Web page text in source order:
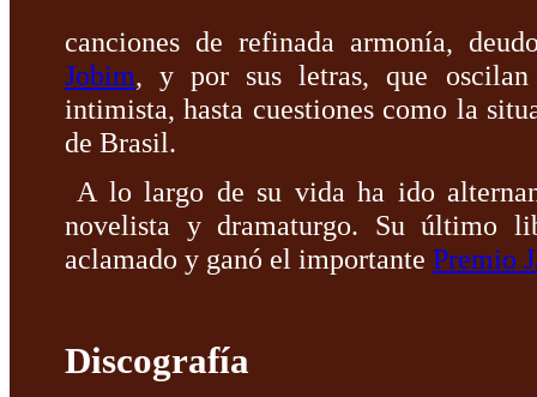
canciones de refinada armonía,
Jobim, y por sus letras, que
intimista, hasta cuestiones como la
de Brasil.
A lo largo de su vida ha ido
novelista y dramaturgo. Su último
aclamado y ganó el importante Premio
Discografía